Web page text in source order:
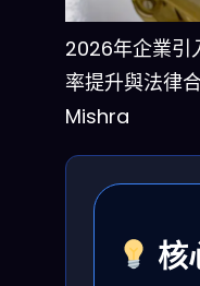
2026年企業引
率提升與法律
Mishra
核